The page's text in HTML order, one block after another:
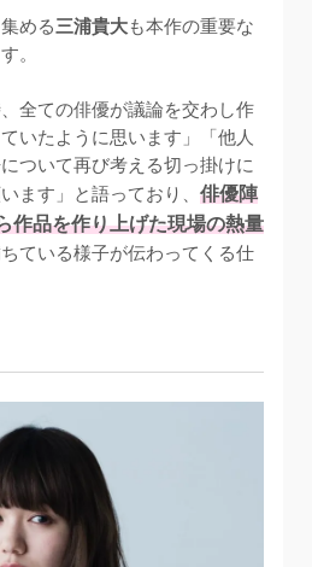
める三浦貴大も本作の重要な
。
全ての俳優が議論を交わし作
いたように思います」「他人
ついて再び考える切っ掛けに
ます」と語っており、 俳優陣
作品を作り上げた現場の熱量
ている様子が伝わってくる仕